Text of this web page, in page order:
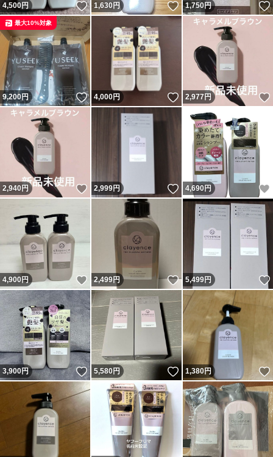
4,500円 いいね！
1,630円 いいね！
1,750円
9,200円 いいね！
最大10%対象
4,000円 いいね！
2,977円
2,940円 いいね！
2,999円 いいね！
4,690円
4,900円 いいね！
2,499円 いいね！
5,499円
3,900円 いいね！
5,580円 いいね！
1,380円